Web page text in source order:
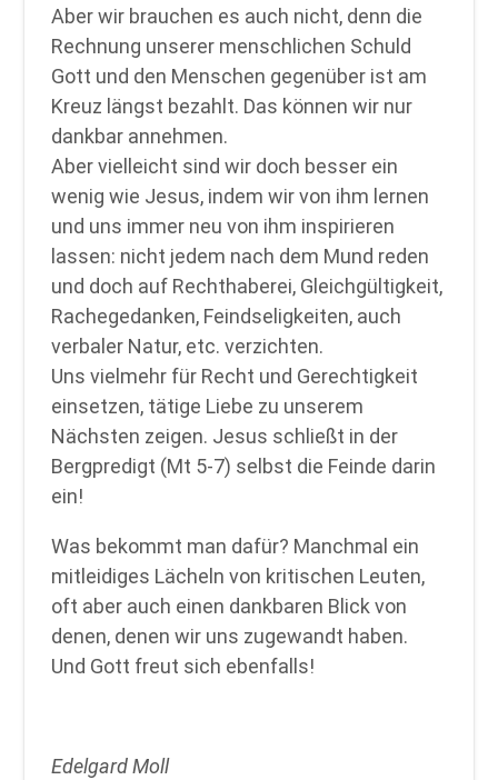
Aber wir brauchen es auch nicht, denn die
Rechnung unserer menschlichen Schuld
Gott und den Menschen gegenüber ist am
Kreuz längst bezahlt. Das können wir nur
dankbar annehmen.
Aber vielleicht sind wir doch besser ein
wenig wie Jesus, indem wir von ihm lernen
und uns immer neu von ihm inspirieren
lassen: nicht jedem nach dem Mund reden
und doch auf Rechthaberei, Gleichgültigkeit,
Rachegedanken, Feindseligkeiten, auch
verbaler Natur, etc. verzichten.
Uns vielmehr für Recht und Gerechtigkeit
einsetzen, tätige Liebe zu unserem
Nächsten zeigen. Jesus schließt in der
Bergpredigt (Mt 5-7) selbst die Feinde darin
ein!
Was bekommt man dafür? Manchmal ein
mitleidiges Lächeln von kritischen Leuten,
oft aber auch einen dankbaren Blick von
denen, denen wir uns zugewandt haben.
Und Gott freut sich ebenfalls!
Edelgard Moll